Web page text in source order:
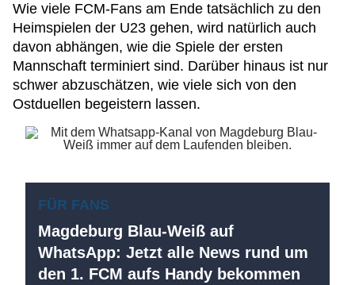
Wie viele FCM-Fans am Ende tatsächlich zu den
Heimspielen der U23 gehen, wird natürlich auch
davon abhängen, wie die Spiele der ersten
Mannschaft terminiert sind. Darüber hinaus ist nur
schwer abzuschätzen, wie viele sich von den
Ostduellen begeistern lassen.
FÜR FANS
Magdeburg Blau-Weiß auf
WhatsApp: Jetzt alle News rund um
den 1. FCM aufs Handy bekommen